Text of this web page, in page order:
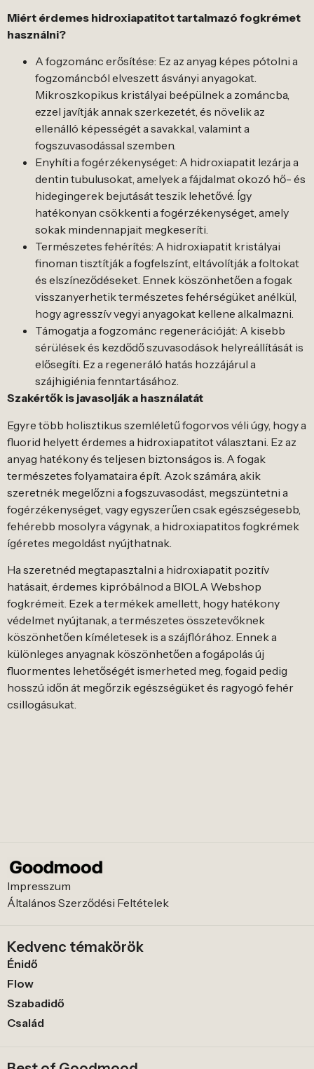
Miért érdemes hidroxiapatitot tartalmazó fogkrémet
használni?
A fogzománc erősítése: Ez az anyag képes pótolni a
fogzománcból elveszett ásványi anyagokat.
Mikroszkopikus kristályai beépülnek a zománcba,
ezzel javítják annak szerkezetét, és növelik az
ellenálló képességét a savakkal, valamint a
fogszuvasodással szemben.
Enyhíti a fogérzékenységet: A hidroxiapatit lezárja a
dentin tubulusokat, amelyek a fájdalmat okozó hő- és
hidegingerek bejutását teszik lehetővé. Így
hatékonyan csökkenti a fogérzékenységet, amely
sokak mindennapjait megkeseríti.
Természetes fehérítés: A hidroxiapatit kristályai
finoman tisztítják a fogfelszínt, eltávolítják a foltokat
és elszíneződéseket. Ennek köszönhetően a fogak
visszanyerhetik természetes fehérségüket anélkül,
hogy agresszív vegyi anyagokat kellene alkalmazni.
Támogatja a fogzománc regenerációját: A kisebb
sérülések és kezdődő szuvasodások helyreállítását is
elősegíti. Ez a regeneráló hatás hozzájárul a
szájhigiénia fenntartásához.
Szakértők is javasolják a használatát
Egyre több holisztikus szemléletű fogorvos véli úgy, hogy a
fluorid helyett érdemes a hidroxiapatitot választani. Ez az
anyag hatékony és teljesen biztonságos is. A fogak
természetes folyamataira épít. Azok számára, akik
szeretnék megelőzni a fogszuvasodást, megszüntetni a
fogérzékenységet, vagy egyszerűen csak egészségesebb,
fehérebb mosolyra vágynak, a hidroxiapatitos fogkrémek
ígéretes megoldást nyújthatnak.
Ha szeretnéd megtapasztalni a hidroxiapatit pozitív
hatásait, érdemes kipróbálnod a BIOLA Webshop
fogkrémeit. Ezek a termékek amellett, hogy hatékony
védelmet nyújtanak, a természetes összetevőknek
köszönhetően kíméletesek is a szájflórához. Ennek a
különleges anyagnak köszönhetően a fogápolás új
fluormentes lehetőségét ismerheted meg, fogaid pedig
hosszú időn át megőrzik egészségüket és ragyogó fehér
csillogásukat.
Impresszum
Általános Szerződési Feltételek
Kedvenc témakörök
Énidő
Flow
Szabadidő
Család